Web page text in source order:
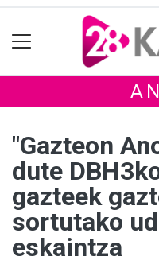
"Gazteon
dute
gazteek
sortutako
eskaintza